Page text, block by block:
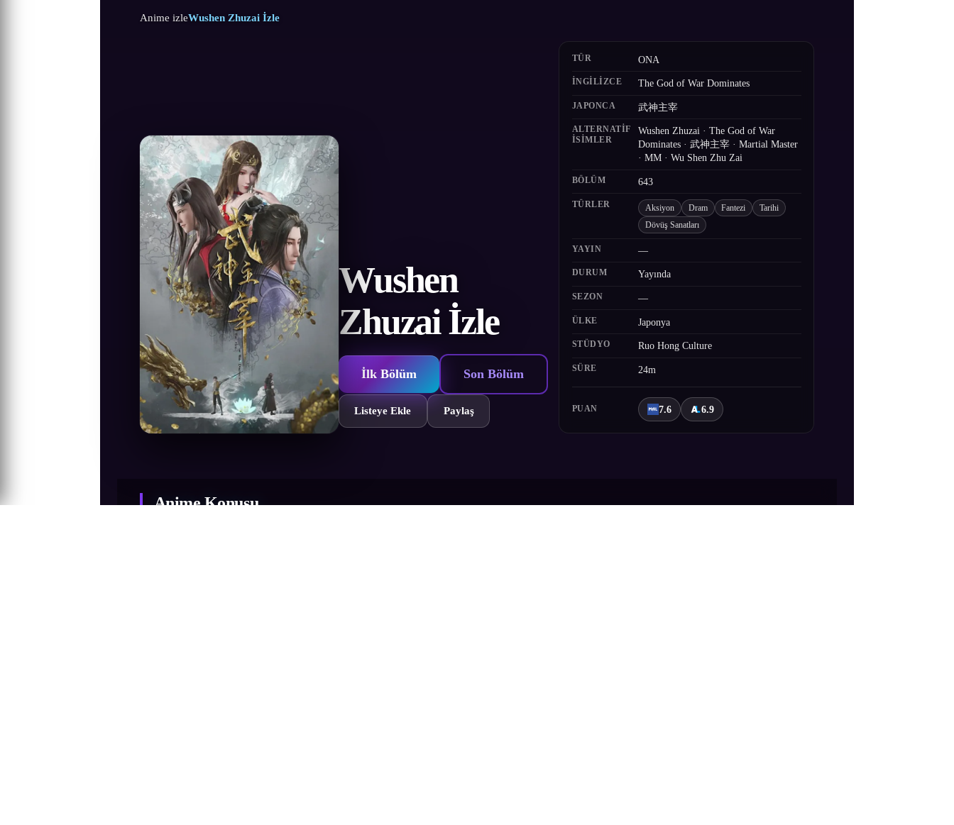
Anime izleWushen Zhuzai İzle
Wushen
Zhuzai İzle
İlk Bölüm Son Bölüm
Listeye Ekle Paylaş
TÜR ONA
İNGILIZCE The God of War Dominates
JAPONCA 武神主宰
ALTERNATIF
ISIMLER
Wushen Zhuzai · The God of War
Dominates · 武神主宰 · Martial Master
· MM · Wu Shen Zhu Zai
BÖLÜM 643
TÜRLER Aksiyon Dram Fantezi Tarihi
Dövüş Sanatları
YAYIN —
DURUM Yayında
SEZON —
ÜLKE Japonya
STÜDYO Ruo Hong Culture
SÜRE 24m
PUAN 7.6 6.9
Anime Konusu